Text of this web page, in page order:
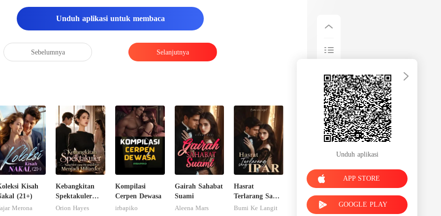
Unduh aplikasi untuk membaca
Sebelumnya Selanjutnya
Kisah
(21+)
Merona
Kebangkitan
Spektakuler
Sang Istri yang
Orion Hayes
Kompilasi
Cerpen Dewasa
irbapiko
Gairah Sahabat
Suami
Aleena Mars
Hasrat
Terlarang Sang
Ipar
Bumi Ke Langit
Unduh aplikasi
APP STORE
GOOGLE PLAY